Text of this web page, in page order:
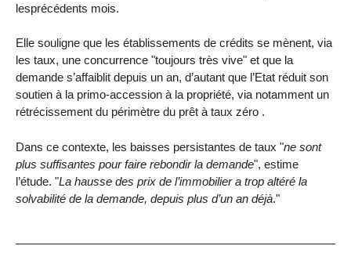
lesprécédents mois.
Elle souligne que les établissements de crédits se mènent, via
les taux, une concurrence "toujours très vive" et que la
demande s’affaiblit depuis un an, d’autant que l’Etat réduit son
soutien à la primo-accession à la propriété, via notamment un
rétrécissement du périmètre du prêt à taux zéro .
Dans ce contexte, les baisses persistantes de taux "ne sont
plus suffisantes pour faire rebondir la demande", estime
l’étude. "La hausse des prix de l’immobilier a trop altéré la
solvabilité de la demande, depuis plus d’un an déjà."